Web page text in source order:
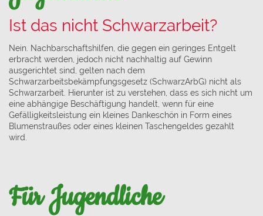
Ist das nicht Schwarzarbeit?
Nein. Nachbarschaftshilfen, die gegen ein geringes Entgelt
erbracht werden, jedoch nicht nachhaltig auf Gewinn
ausgerichtet sind, gelten nach dem
Schwarzarbeitsbekämpfungsgesetz (SchwarzArbG) nicht als
Schwarzarbeit. Hierunter ist zu verstehen, dass es sich nicht um
eine abhängige Beschäftigung handelt, wenn für eine
Gefälligkeitsleistung ein kleines Dankeschön in Form eines
Blumenstraußes oder eines kleinen Taschengeldes gezahlt
wird.
Für Jugendliche